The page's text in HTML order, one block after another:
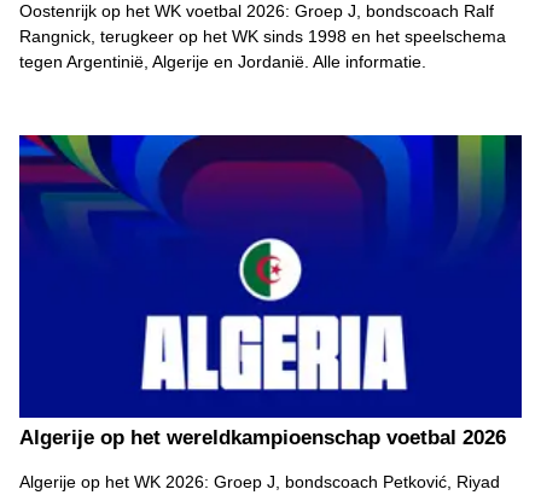
Oostenrijk op het WK voetbal 2026: Groep J, bondscoach Ralf
Rangnick, terugkeer op het WK sinds 1998 en het speelschema
tegen Argentinië, Algerije en Jordanië. Alle informatie.
Algerije op het wereldkampioenschap voetbal 2026
Algerije op het WK 2026: Groep J, bondscoach Petković, Riyad